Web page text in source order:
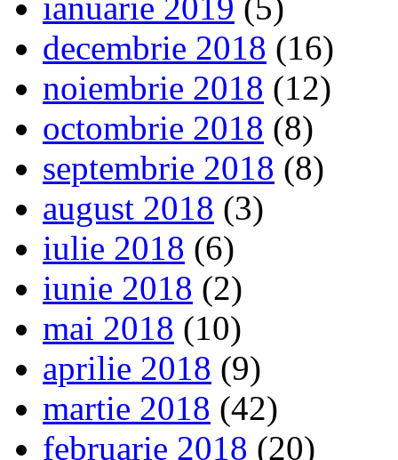
decembrie 2018 (16)
noiembrie 2018 (12)
octombrie 2018 (8)
septembrie 2018 (8)
august 2018 (3)
iulie 2018 (6)
iunie 2018 (2)
mai 2018 (10)
aprilie 2018 (9)
martie 2018 (42)
februarie 2018 (20)